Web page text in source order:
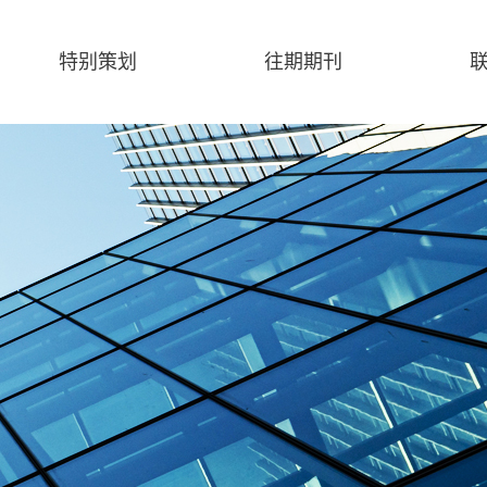
特别策划 往期期刊